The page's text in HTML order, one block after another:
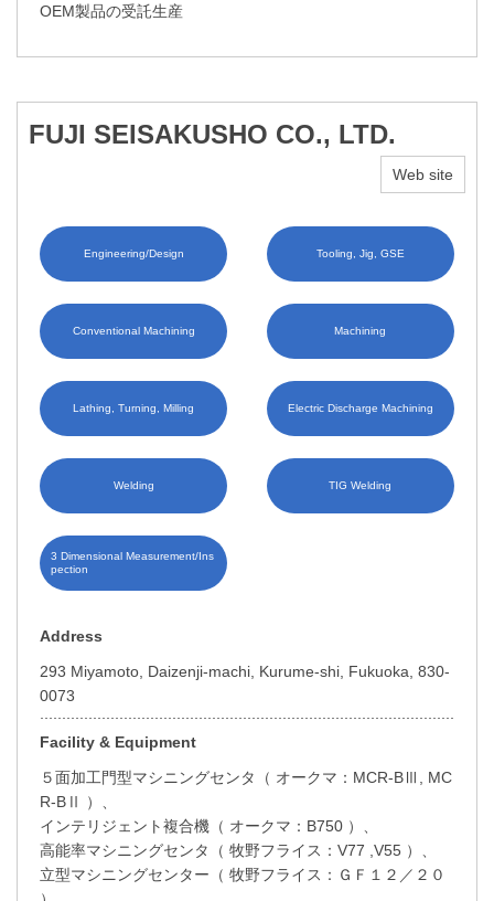
OEM製品の受託生産
FUJI SEISAKUSHO CO., LTD.
Web site
Engineering/Design Tooling, Jig, GSE
Conventional Machining Machining
Lathing, Turning, Milling Electric Discharge Machining
Welding TIG Welding
3 Dimensional Measurement/Ins
pection
Address
293 Miyamoto, Daizenji-machi, Kurume-shi, Fukuoka, 830-
0073
Facility & Equipment
５面加工門型マシニングセンタ（ オークマ：MCR-BⅢ, MC
R-BⅡ ）、
インテリジェント複合機（ オークマ：B750 ）、
高能率マシニングセンタ（ 牧野フライス：V77 ,V55 ）、
立型マシニングセンター（ 牧野フライス：ＧＦ１２／２０